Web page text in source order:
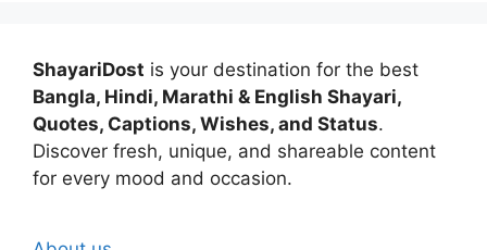
ShayariDost is your destination for the best
Bangla, Hindi, Marathi & English Shayari,
Quotes, Captions, Wishes, and Status.
Discover fresh, unique, and shareable content
for every mood and occasion.